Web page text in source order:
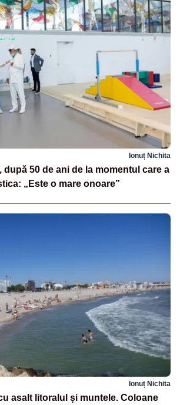
Ionuț Nichita
după 50 de ani de la momentul care a
„Este o mare onoare”
Ionuț Nichita
asalt litoralul și muntele. Coloane